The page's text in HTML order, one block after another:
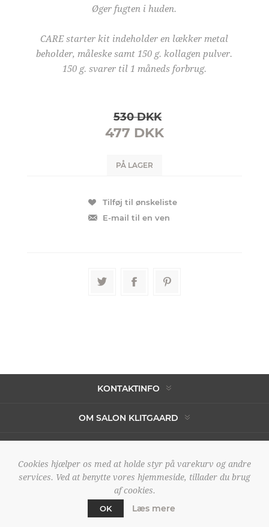
Øger fugten i huden.
CARE starter kit indeholder en lækker metal
beholder, måleske samt 150 g. kollagen pulver.
150 g. svarer til 1 måneds forbrug.
530 DKK
477 DKK
PÅ LAGER
KONTAKTINFO
OM SALON KLITGAARD
Copyright © 2026 Salon Klitgaard. Alle rettigheder forbeholdt.
Powered bynopCommerce
Designed by2Bdesign
Cookies hjælper os med at holde styr på varekurv og andre
services. Ved at benytte vores hjemmeside, tillader du brug
af cookies.
OK
Læs mere